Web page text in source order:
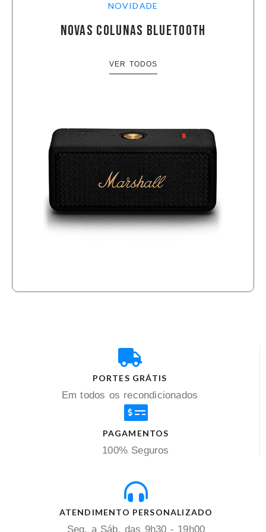
NOVIDADE
NOVAS COLUNAS BLUETOOTH
VER TODOS
PORTES GRÁTIS
Em todos os recondicionados
PAGAMENTOS
100% Seguros
ATENDIMENTO PERSONALIZADO
Seg. a Sáb. das 9h30 - 19h00